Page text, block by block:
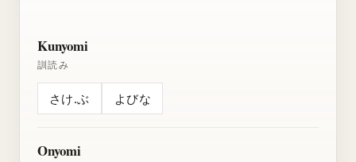
Kunyomi
訓読み
さけ.ぶ よびな
Onyomi